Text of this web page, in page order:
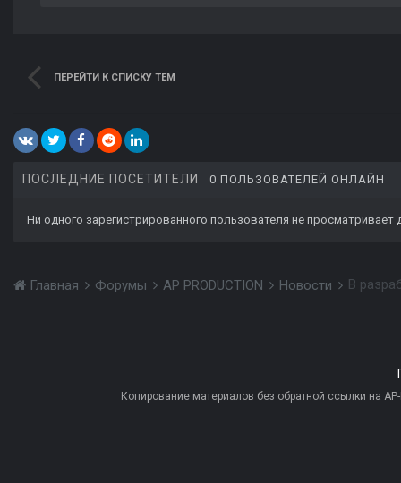
ПЕРЕЙТИ К СПИСКУ ТЕМ
ПОСЛЕДНИЕ ПОСЕТИТЕЛИ 0 ПОЛЬЗОВАТЕЛЕЙ ОНЛАЙН
Ни одного зарегистрированного пользователя не просматривает
Главная Форумы AP PRODUCTION Новости В
Копирование материалов без обратной ссылки на